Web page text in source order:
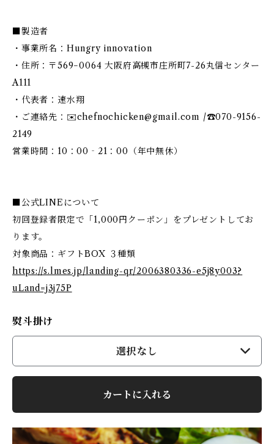
■製造者
・事業所名：Hungry innovation
・住所：〒569−0064 大阪府高槻市庄所町7-26丸信センター
A111
・代表者：速水翔
・ご連絡先：✉️chefnochicken@gmail.com /☎︎070-9156-
2149
営業時間：10：00‐21：00（年中無休）
■公式LINEについて
初回登録者限定で「1,000円クーポン」をプレゼントしてお
ります。
対象商品：ギフトBOX ３種類
https://s.lmes.jp/landing-qr/2006380336-e5j8y003?
uLand=j3j75P
熨斗掛け
選択なし
カートに入れる